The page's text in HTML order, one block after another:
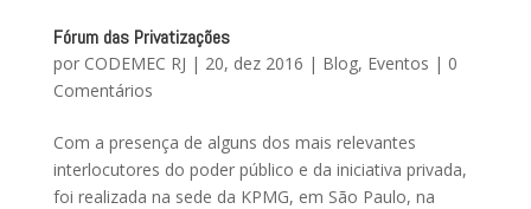
Fórum das Privatizações
por CODEMEC RJ | 20, dez 2016 | Blog, Eventos | 0
Comentários
Com a presença de alguns dos mais relevantes
interlocutores do poder público e da iniciativa privada,
foi realizada na sede da KPMG, em São Paulo, na